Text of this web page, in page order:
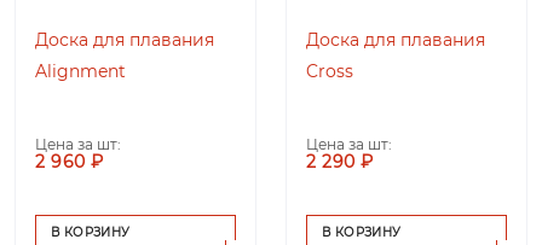
Доска для плавания
Alignment
Цена за шт:
2 960 ₽
В КОРЗИНУ
Доска для плавания
Cross
Цена за шт:
2 290 ₽
В КОРЗИНУ